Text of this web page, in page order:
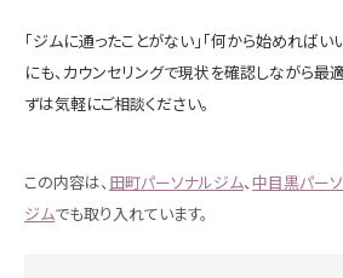
「ジムに通ったことがない」「何から始めれば
にも、カウンセリングで現状を確認しながら最
ずは気軽にご相談ください。
この内容は、 田町パーソナルジム、 中目黒パー
ジムでも取り入れています。